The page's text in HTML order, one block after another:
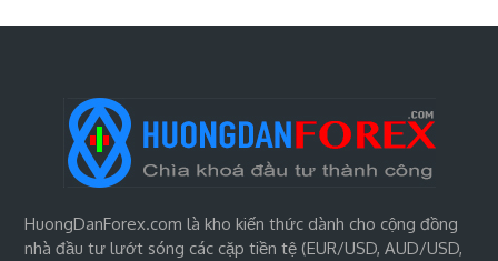
HuongDanForex.com là kho kiến thức dành cho cộng đồng
nhà đầu tư lướt sóng các cặp tiền tệ (EUR/USD, AUD/USD,